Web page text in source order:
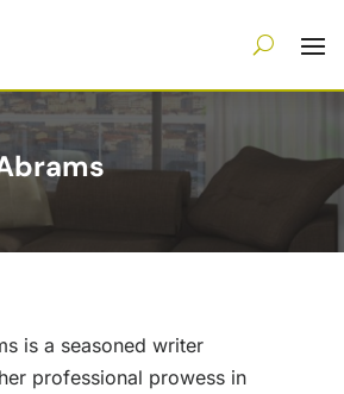
is a seasoned writer
professional prowess in